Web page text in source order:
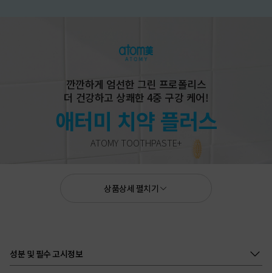
깐깐하게 엄선한 그린 프로폴리스
더 건강하고 상쾌한 4중 구강 케어!
애터미 치약 플러스
ATOMY TOOTHPASTE+
상품상세 펼치기
성분 및 필수 고시정보